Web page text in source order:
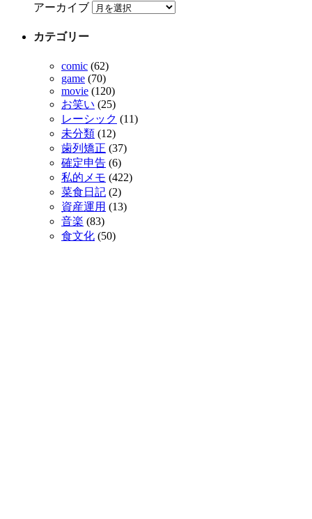
アーカイブ
カテゴリー
comic (62)
game (70)
movie (120)
お笑い (25)
レーシック (11)
未分類 (12)
歯列矯正 (37)
確定申告 (6)
私的メモ (422)
菜食日記 (2)
資産運用 (13)
音楽 (83)
食文化 (50)